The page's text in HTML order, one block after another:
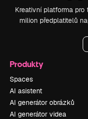
Kreativní platforma
milion předplatitelů
Produkty
Spaces
AI asistent
AI generátor obrázků
AI generátor videa